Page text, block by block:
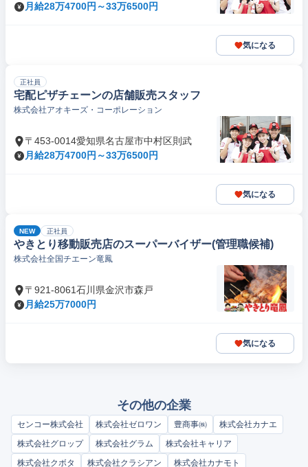
月給28万4700円～33万6500円
気になる
正社員
宅配ピザチェーンの店舗販売スタッフ
株式会社アオキーズ・コーポレーション
〒453-0014愛知県名古屋市中村区則武
月給28万4700円～33万6500円
気になる
NEW 正社員
やきとり移動販売店のスーパーバイザー(管理職候補)
株式会社全国チエーン竜鳳
〒921-8061石川県金沢市森戸
月給25万7000円
気になる
その他の企業
センコー株式会社 株式会社ゼロワン 豊商事㈱
株式会社カナエ
株式会社グロップ
株式会社グラム
株式会社キャリア
株式会社クボタ
株式会社クラシアン 株式会社カナモト